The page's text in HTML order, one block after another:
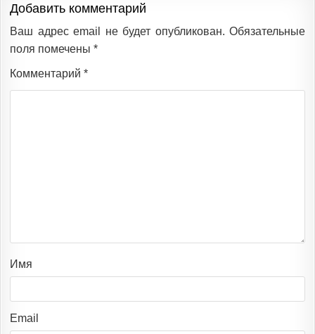
Добавить комментарий
Ваш адрес email не будет опубликован. Обязательные
поля помечены *
Комментарий *
Имя
Email